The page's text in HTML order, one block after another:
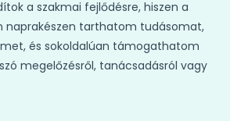
a szakmai fejlődésre, hiszen a
naprakészen tarthatom tudásomat,
és sokoldalúan támogathatom
megelőzésről, tanácsadásról vagy